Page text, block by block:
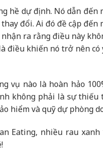
hề dự định. Nó dẫn đến
đổi. Ai đó đề cập đến
ra rằng điều này
điều khiến nó trở nên có
vụ nào là hoàn hảo
không phải là sự
hiểm và quỹ dự phòng
Eating, nhiều rau